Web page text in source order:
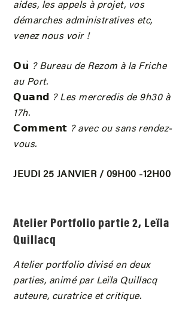
aides, les appels à projet, vos
démarches administratives etc,
venez nous voir !
𝗢𝘂 ̀ ? Bureau de Rezom à la Friche
au Port.
𝗤𝘂𝗮𝗻𝗱 ? Les mercredis de 9h30 à
17h.
𝗖𝗼𝗺𝗺𝗲𝗻𝘁 ? avec ou sans rendez-
vous.
JEUDI 25 JANVIER / 09H00 -12H00
Atelier Portfolio partie 2, Leïla
Quillacq
Atelier portfolio divisé en deux
parties, animé par Leïla Quillacq
auteure, curatrice et critique.